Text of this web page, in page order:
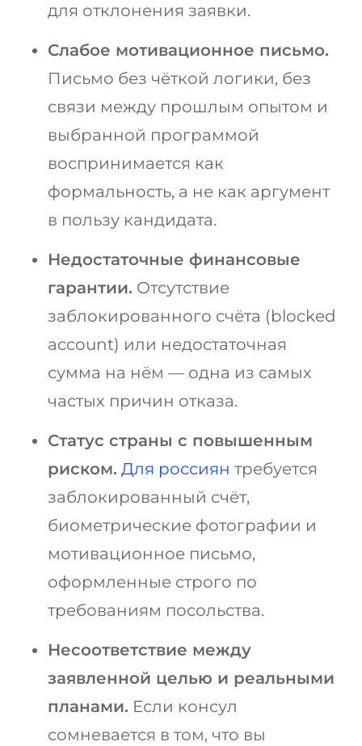
для отклонения заявки.
Слабое мотивационное письмо.
Письмо без чёткой логики, без
связи между прошлым опытом и
выбранной программой
воспринимается как
формальность, а не как аргумент
в пользу кандидата.
Недостаточные финансовые
гарантии. Отсутствие
заблокированного счёта (blocked
account) или недостаточная
сумма на нём — одна из самых
частых причин отказа.
Статус страны с повышенным
риском. Для россиян требуется
заблокированный счёт,
биометрические фотографии и
мотивационное письмо,
оформленные строго по
требованиям посольства.
Несоответствие между
заявленной целью и реальными
планами. Если консул
сомневается в том, что вы